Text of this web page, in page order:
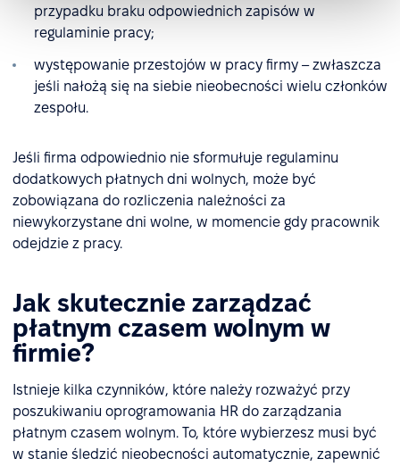
przypadku braku odpowiednich zapisów w
regulaminie pracy;
występowanie przestojów w pracy firmy – zwłaszcza
jeśli nałożą się na siebie nieobecności wielu członków
zespołu.
Jeśli firma odpowiednio nie sformułuje regulaminu
dodatkowych płatnych dni wolnych, może być
zobowiązana do rozliczenia należności za
niewykorzystane dni wolne, w momencie gdy pracownik
odejdzie z pracy.
Jak skutecznie zarządzać
płatnym czasem wolnym w
firmie?
Istnieje kilka czynników, które należy rozważyć przy
poszukiwaniu oprogramowania HR do zarządzania
płatnym czasem wolnym. To, które wybierzesz musi być
w stanie śledzić nieobecności automatycznie, zapewnić